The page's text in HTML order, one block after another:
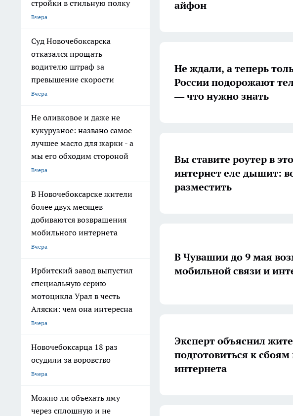
стройки в стильную полку
Вчера
Суд Новочебоксарска
отказался прощать
водителю штраф за
превышение скорости
Вчера
Не оливковое и даже не
кукурузное: названо самое
лучшее масло для жарки - а
мы его обходим стороной
Вчера
В Новочебоксарске жители
более двух месяцев
добиваются возвращения
мобильного интернета
Вчера
Ирбитский завод выпустил
специальную серию
мотоцикла Урал в честь
Аляски: чем она интересна
Вчера
Новочебоксарца 18 раз
осудили за воровство
Вчера
Можно ли объехать яму
через сплошную и не
айфон
Не ждали, а теперь
России подорожают
— что нужно знать
Вы ставите роутер в
интернет еле дышит:
разместить
В Чувашии до 9 мая
мобильной связи и
Эксперт объяснил
подготовиться к
интернета